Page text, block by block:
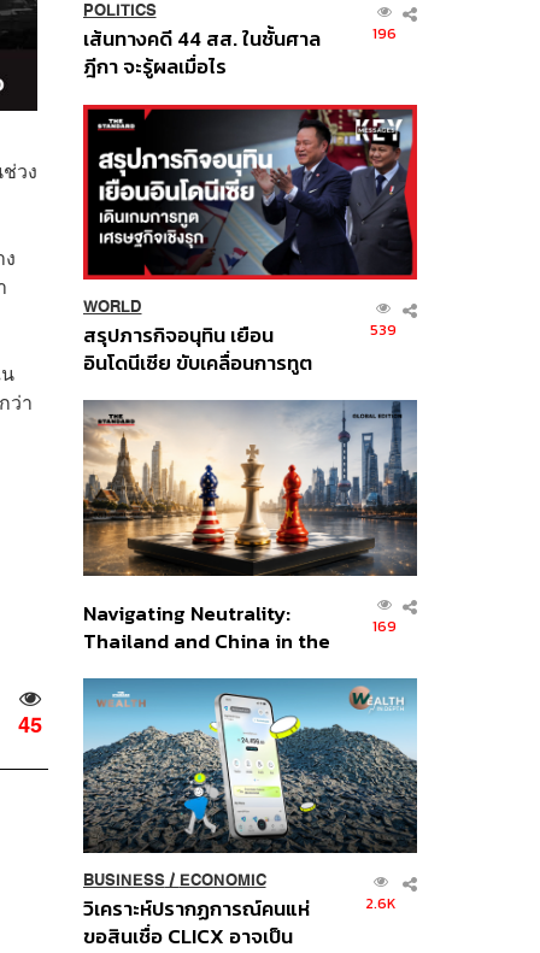
วง
ว่า
45
POLITICS
เส้นทางคดี 44 สส. ในชั้นศาล
ฎีกา จะรู้ผลเมื่อไร
196
WORLD
สรุปภารกิจอนุทิน เยือน
อินโดนีเซีย ขับเคลื่อนการทูต
ส่วนยุทธศาสตร์ไทย –
อินโดนีเซีย
539
Navigating Neutrality:
Thailand and China in the
Order
169
BUSINESS/ ECONOMIC
วิเคราะห์ปรากฏการณ์คนแห่
ขอสินเชื่อ CLICX อาจเป็น
2.6K